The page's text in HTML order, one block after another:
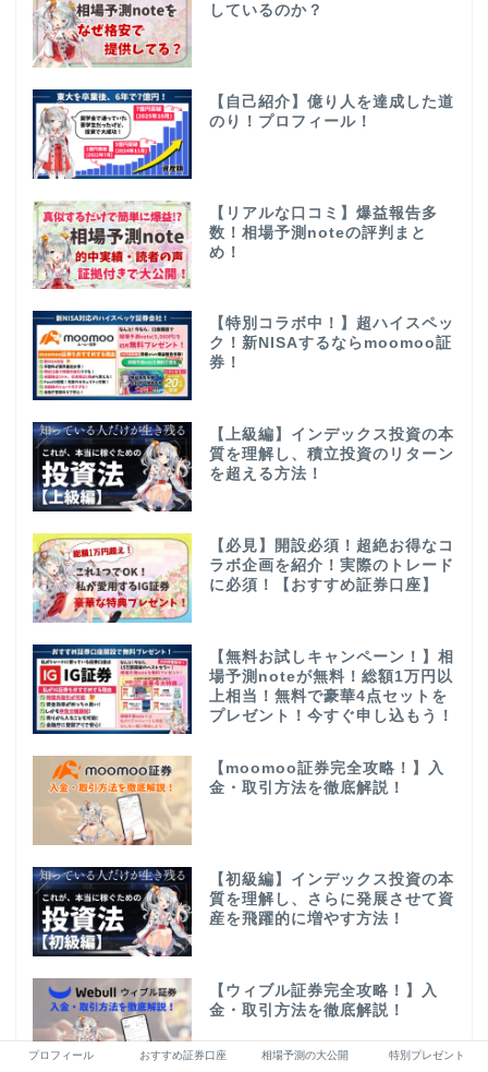
しているのか？
【自己紹介】億り人を達成した道
のり！プロフィール！
【リアルな口コミ】爆益報告多
数！相場予測noteの評判まと
め！
【特別コラボ中！】超ハイスペッ
ク！新NISAするならmoomoo証
券！
【上級編】インデックス投資の本
質を理解し、積立投資のリターン
を超える方法！
【必見】開設必須！超絶お得なコ
ラボ企画を紹介！実際のトレード
に必須！【おすすめ証券口座】
【無料お試しキャンペーン！】相
場予測noteが無料！総額1万円以
上相当！無料で豪華4点セットを
プレゼント！今すぐ申し込もう！
【moomoo証券完全攻略！】入
金・取引方法を徹底解説！
【初級編】インデックス投資の本
質を理解し、さらに発展させて資
産を飛躍的に増やす方法！
【ウィブル証券完全攻略！】入
金・取引方法を徹底解説！
プロフィール おすすめ証券口座 相場予測の大公開 特別プレゼント